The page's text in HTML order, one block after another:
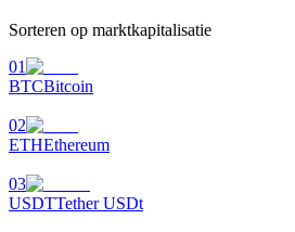
Uitzetten
Hoog rendement en directe toegang
Sorteren op marktkapitalisatie
01
BTCBitcoin
02
ETHEthereum
03
USDTTether USDt